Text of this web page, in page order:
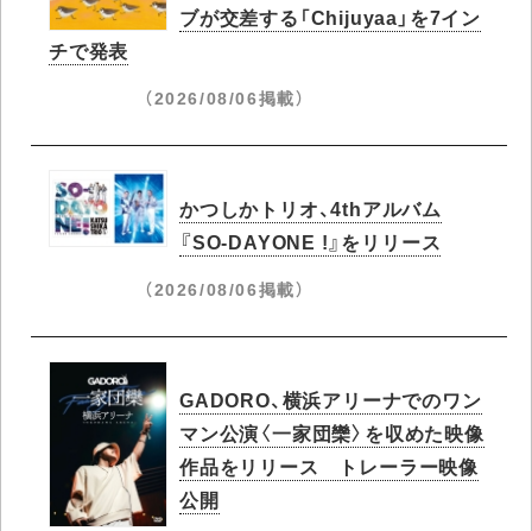
ブが交差する「Chijuyaa」を7イン
チで発表
（2026/08/06掲載）
かつしかトリオ、4thアルバム
『SO-DAYONE !』をリリース
（2026/08/06掲載）
GADORO、横浜アリーナでのワン
マン公演〈一家団欒〉を収めた映像
作品をリリース トレーラー映像
公開